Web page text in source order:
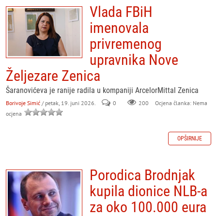
Vlada FBiH
imenovala
privremenog
upravnika Nove
Željezare Zenica
Šaranovićeva je ranije radila u kompaniji ArcelorMittal Zenica
Borivoje Simić / petak, 19. juni 2026. 0 200
Ocjena članka: Nema
ocjena
OPŠIRNIJE
Porodica Brodnjak
kupila dionice NLB-a
za oko 100.000 eura